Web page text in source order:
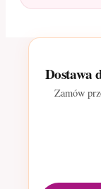
Dostawa
Zamów